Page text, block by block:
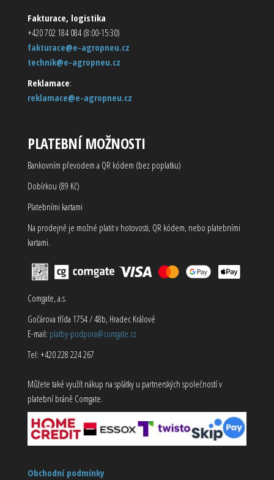
Fakturace, logistika
+420 702 184 084 (8:00-15:30)
fakturace@e-agropneu.cz
technik@e-agropneu.cz
Reklamace:
reklamace@e-agropneu.cz
PLATEBNÍ MOŽNOSTI
Bankovním převodem a QR kódem (bez poplatku)
Dobírkou (89 Kč)
Platebními kartami
Na prodejně je možné platit v hotovosti, QR kódem, nebo platebními
kartami.
Comgate, a.s.
Gočárova třída 1754 / 48b, Hradec Králové
E-mail: platby-podpora@comgate.cz
Tel: +420 228 224 267
Můžete také využít nákup na splátky u partnerských společností v
platební bráně Comgate.
Obchodní podmínky